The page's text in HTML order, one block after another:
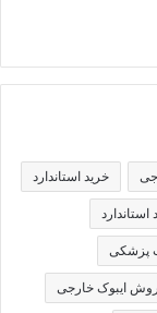
خرید استاندارد
استاندارد
پزشکی
ایبوک خارجی